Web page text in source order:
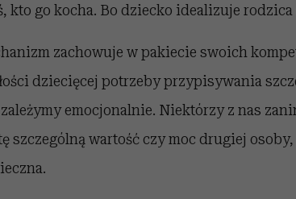
kto go kocha. Bo dziecko idealizuje
zachowuje w pakiecie swoich
dziecięcej potrzeby przypisywania
emocjonalnie. Niektórzy z nas
szczególną wartość czy moc drugiej